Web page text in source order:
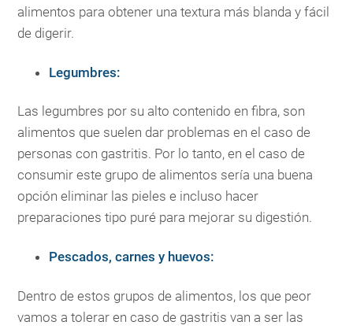
alimentos para obtener una textura más blanda y fácil
de digerir.
Legumbres:
Las legumbres por su alto contenido en fibra, son
alimentos que suelen dar problemas en el caso de
personas con gastritis. Por lo tanto, en el caso de
consumir este grupo de alimentos sería una buena
opción eliminar las pieles e incluso hacer
preparaciones tipo puré para mejorar su digestión.
Pescados, carnes y huevos:
Dentro de estos grupos de alimentos, los que peor
vamos a tolerar en caso de gastritis van a ser las